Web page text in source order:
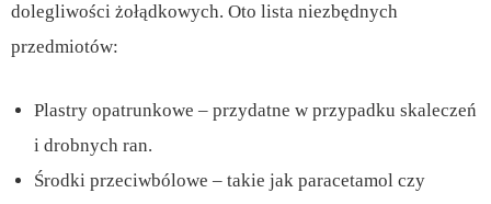
dolegliwości żołądkowych. Oto lista niezbędnych
przedmiotów:
Plastry opatrunkowe – przydatne w przypadku skaleczeń
i drobnych ran.
Środki przeciwbólowe – takie jak paracetamol czy